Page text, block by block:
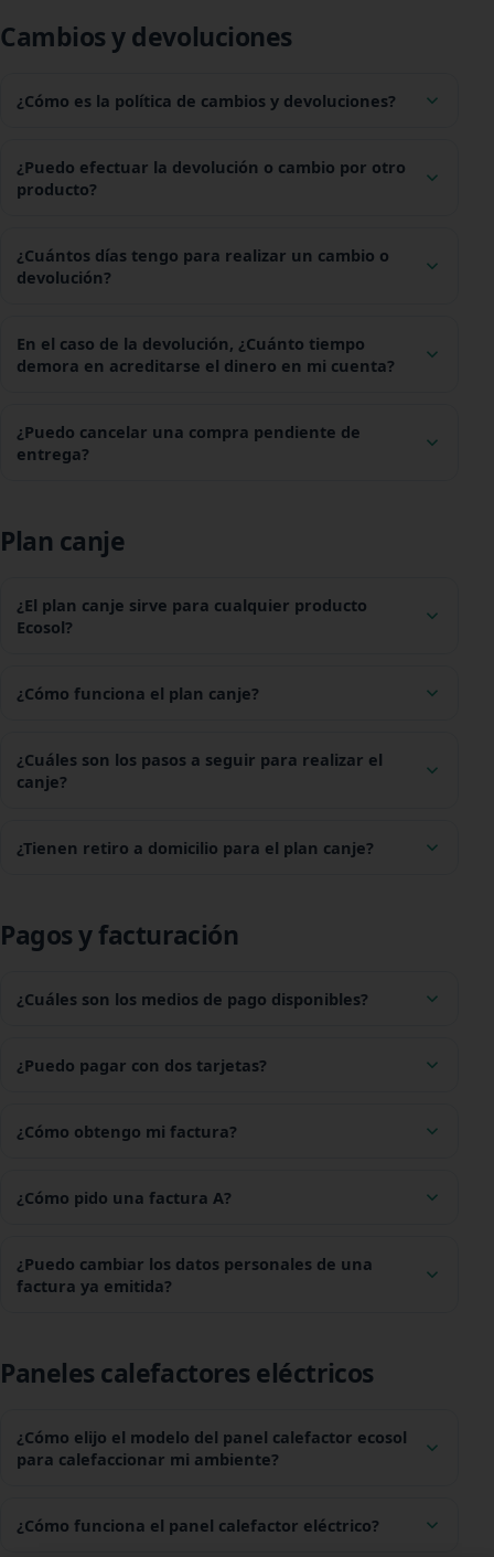
Cambios y devoluciones
¿Cómo es la política de cambios y devoluciones?
¿Puedo efectuar la devolución o cambio por otro
producto?
¿Cuántos días tengo para realizar un cambio o
devolución?
En el caso de la devolución, ¿Cuánto tiempo
demora en acreditarse el dinero en mi cuenta?
¿Puedo cancelar una compra pendiente de
entrega?
Plan canje
¿El plan canje sirve para cualquier producto
Ecosol?
¿Cómo funciona el plan canje?
¿Cuáles son los pasos a seguir para realizar el
canje?
¿Tienen retiro a domicilio para el plan canje?
Pagos y facturación
¿Cuáles son los medios de pago disponibles?
¿Puedo pagar con dos tarjetas?
¿Cómo obtengo mi factura?
¿Cómo pido una factura A?
¿Puedo cambiar los datos personales de una
factura ya emitida?
Paneles calefactores eléctricos
¿Cómo elijo el modelo del panel calefactor ecosol
para calefaccionar mi ambiente?
¿Cómo funciona el panel calefactor eléctrico?